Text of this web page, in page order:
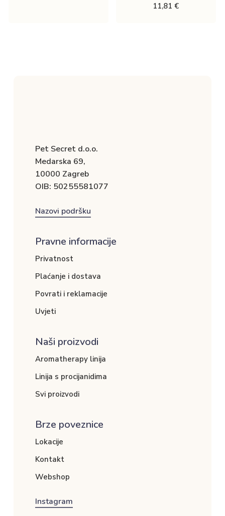
11,81€
Pet Secret d.o.o.
Medarska 69,
10000 Zagreb
OIB: 50255581077
Nazovi podršku
Pravne informacije
Privatnost
Plaćanje i dostava
Povrati i reklamacije
Uvjeti
Naši proizvodi
Aromatherapy linija
Linija s procijanidima
Svi proizvodi
Brze poveznice
Lokacije
Kontakt
Webshop
Instagram